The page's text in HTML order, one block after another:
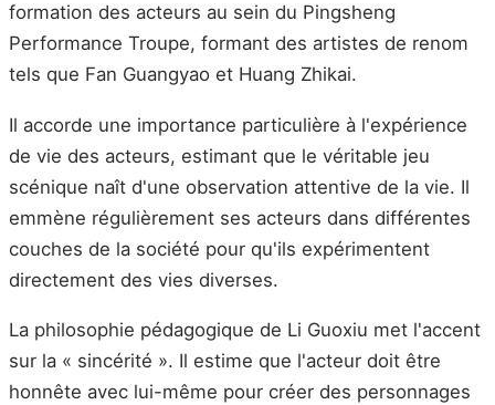
formation des acteurs au sein du Pingsheng
Performance Troupe, formant des artistes de renom
tels que Fan Guangyao et Huang Zhikai.
Il accorde une importance particulière à l'expérience
de vie des acteurs, estimant que le véritable jeu
scénique naît d'une observation attentive de la vie. Il
emmène régulièrement ses acteurs dans différentes
couches de la société pour qu'ils expérimentent
directement des vies diverses.
La philosophie pédagogique de Li Guoxiu met l'accent
sur la « sincérité ». Il estime que l'acteur doit être
honnête avec lui-même pour créer des personnages